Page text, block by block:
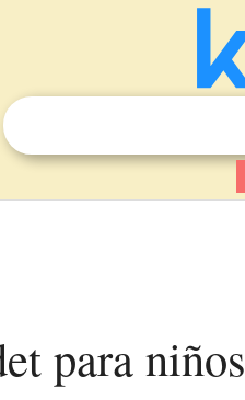
para niños